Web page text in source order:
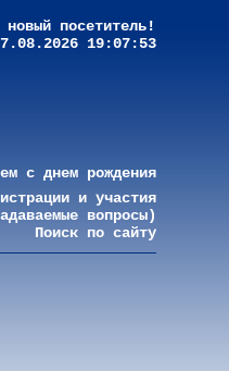
новый посетитель!
19:07:53
с днем рождения
и участия
вопросы)
Поиск по сайту